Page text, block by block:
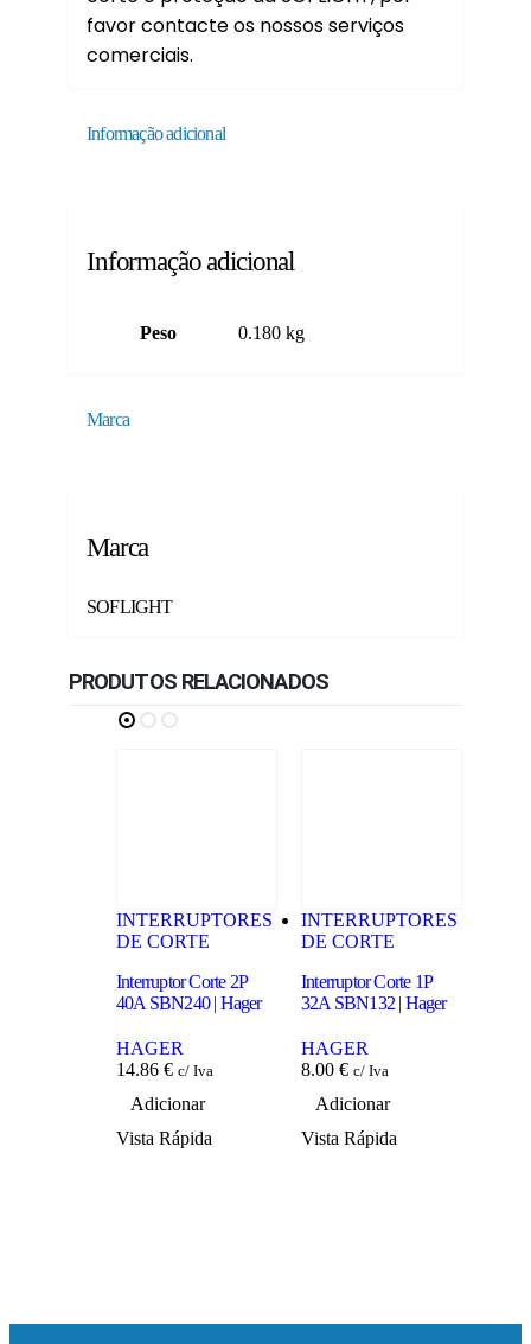
favor contacte os nossos serviços
comerciais.
Informação adicional
Informação adicional
Peso 0.180 kg
Marca
Marca
SOFLIGHT
PRODUTOS RELACIONADOS
INTERRUPTORES
DE CORTE
Interruptor Corte 2P
40A SBN240 | Hager
HAGER
14.86 € c/ Iva
Adicionar
Vista Rápida
INTERRUPTORES
DE CORTE
Interruptor Corte 1P
32A SBN132 | Hager
HAGER
8.00 € c/ Iva
Adicionar
Vista Rápida